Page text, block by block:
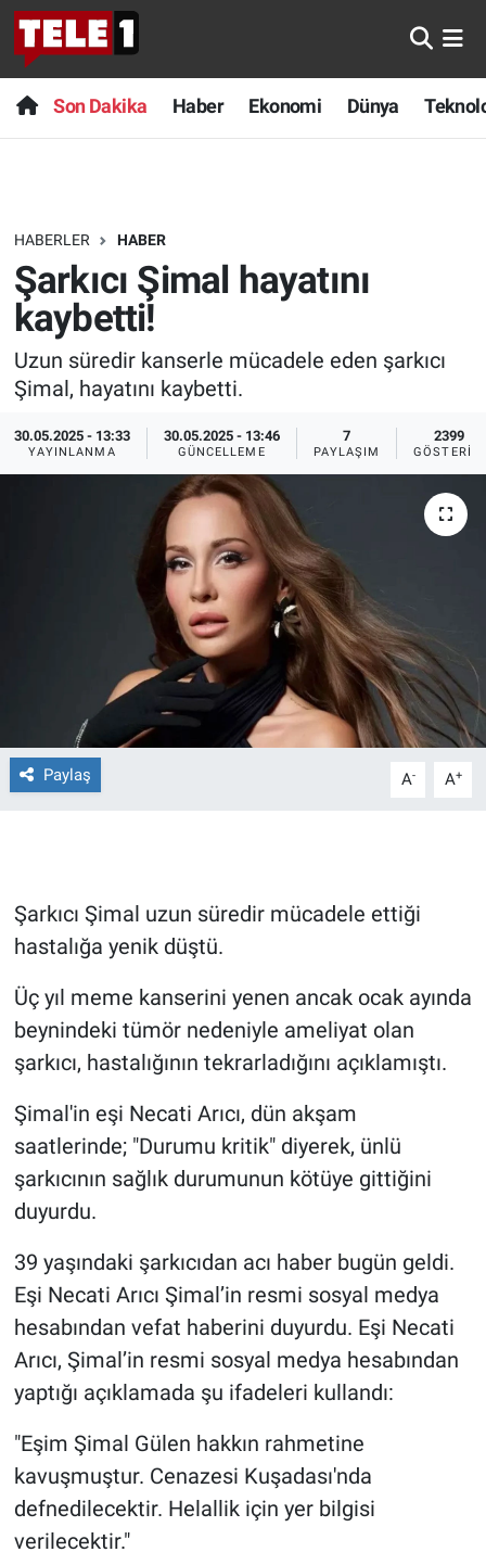
Son Dakika Haber Ekonomi Dünya
HABERLER HABER
Şarkıcı Şimal hayatını
kaybetti!
Uzun süredir kanserle mücadele eden şarkıcı
Şimal, hayatını kaybetti.
30.05.2025 - 13:33
YAYINLANMA
30.05.2025 - 13:46
GÜNCELLEME
7
PAYLAŞIM
2399
GÖSTERIM
Paylaş A- A+
Şarkıcı Şimal uzun süredir mücadele ettiği
hastalığa yenik düştü.
Üç yıl meme kanserini yenen ancak ocak ayında
beynindeki tümör nedeniyle ameliyat olan
şarkıcı, hastalığının tekrarladığını açıklamıştı.
Şimal'in eşi Necati Arıcı, dün akşam
saatlerinde; "Durumu kritik" diyerek, ünlü
şarkıcının sağlık durumunun kötüye gittiğini
duyurdu.
39 yaşındaki şarkıcıdan acı haber bugün geldi.
Eşi Necati Arıcı Şimal’in resmi sosyal medya
hesabından vefat haberini duyurdu. Eşi Necati
Arıcı, Şimal’in resmi sosyal medya hesabından
yaptığı açıklamada şu ifadeleri kullandı:
"Eşim Şimal Gülen hakkın rahmetine
kavuşmuştur. Cenazesi Kuşadası'nda
defnedilecektir. Helallik için yer bilgisi
verilecektir."
Anında Manşet
Başka Sohbetler
Bilim turu
Bilim ve Teknoloji Evreni
Doğa Konuşuyor
Ege Saati
Ege'den Esintiler
Ekonomi
Forum
Gün Bitiyor
Gündem Özel
Günün görüntüsü
Haber
İlan
Koronavirüs
Kültür Sanat
Ne demişti
Nedir
Popüler
Son Dakika
Haber
Dünya
Teknoloji
Sağlık
Yayın Akışı
Nöbetçi Eczaneler
Hava Durumu
Trafik Durumu
Süper Lig Puan Durumu ve Fikstür
Tüm Manşetler
Haber Arşivi